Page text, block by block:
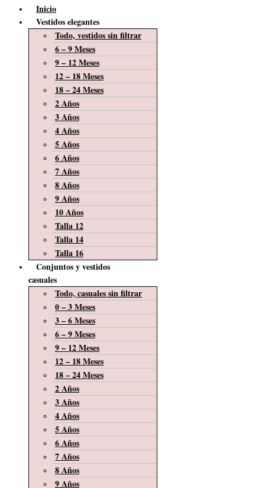
Inicio
Vestidos elegantes
Todo, vestidos sin filtrar
6 – 9 Meses
9 – 12 Meses
12 – 18 Meses
18 – 24 Meses
2 Años
3 Años
4 Años
5 Años
6 Años
7 Años
8 Años
9 Años
10 Años
Talla 12
Talla 14
Talla 16
Conjuntos y vestidos
casuales
Todo, casuales sin filtrar
0 – 3 Meses
3 – 6 Meses
6 – 9 Meses
9 – 12 Meses
12 – 18 Meses
18 – 24 Meses
2 Años
3 Años
4 Años
5 Años
6 Años
7 Años
8 Años
9 Años